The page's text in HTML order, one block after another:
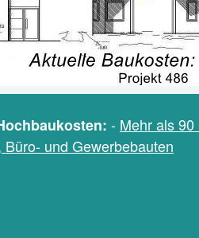
- Mehr als
und Gewerbebauten